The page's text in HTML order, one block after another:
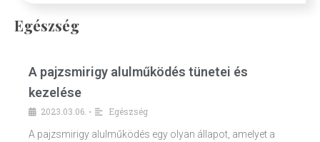
Egészség
A pajzsmirigy alulműködés tünetei és
kezelése
2023.03.06. •
Egészség
A pajzsmirigy alulműködés egy olyan állapot, amelyet a